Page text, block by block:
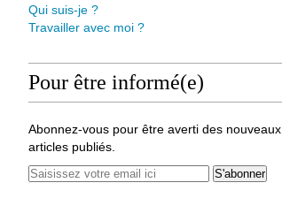
Qui suis-je ?
Travailler avec moi ?
Pour être informé(e)
Abonnez-vous pour être averti des nouveaux
articles publiés.